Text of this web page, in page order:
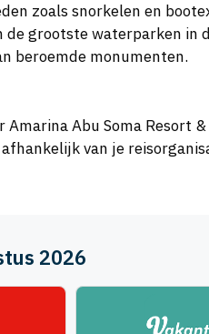
zoals snorkelen en
de grootste waterparken in
beroemde monumenten.
Abu Soma Resort &
van je
2026